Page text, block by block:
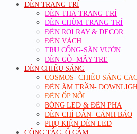
ĐÈN TRANG TRÍ
ĐÈN THẢ TRANG TRÍ
ĐÈN CHÙM TRANG TRÍ
ĐÈN RỌI RAY & DECOR
ĐÈN VÁCH
TRỤ CỔNG-SÂN VƯỜN
ĐÈN GỖ- MÂY TRE
ĐÈN CHIẾU SÁNG
COSMOS- CHIẾU SÁNG
ĐÈN ÂM TRẦN-
ĐÈN ỐP NỔI
BÓNG LED & ĐÈN PHA
ĐÈN CHỈ DẪN- CẢNH BÁO
PHỤ KIỆN ĐÈN LED